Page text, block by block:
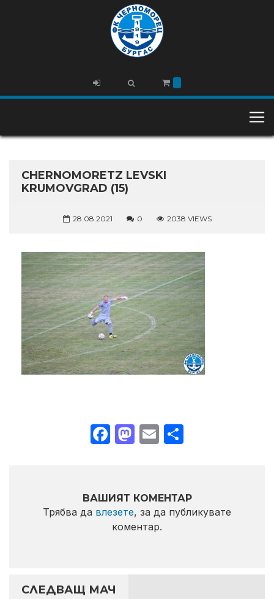
CHERNOMORETZ LEVSKI
KRUMOVGRAD (15)
28.08.2021 0 2038 VIEWS
Facebook
Mastodon
Email
ВАШИЯТ КОМЕНТАР
Трябва да влезете, за да публикувате
коментар.
СЛЕДВАЩ МАЧ